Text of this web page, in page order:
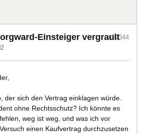
Einsteiger vergrault#57344
der sich den Vertrag einklagen würde.
ohne Rechtsschutz? Ich könnte es
weg ist weg, und was ich vor
einen Kaufvertrag durchzusetzen